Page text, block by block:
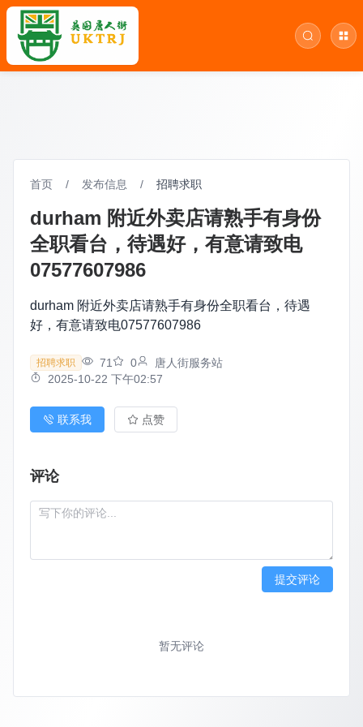
首页 / 发布信息 / 招聘求职
durham 附近外卖店请熟手有身份
全职看台，待遇好，有意请致电
07577607986
durham 附近外卖店请熟手有身份全职看台，待遇
好，有意请致电07577607986
招聘求职 71 0
唐人街服务站
2025-10-22 下午02:57
联系我 点赞
评论
提交评论
暂无评论